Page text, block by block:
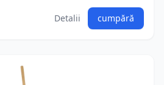
Detalii cumpără